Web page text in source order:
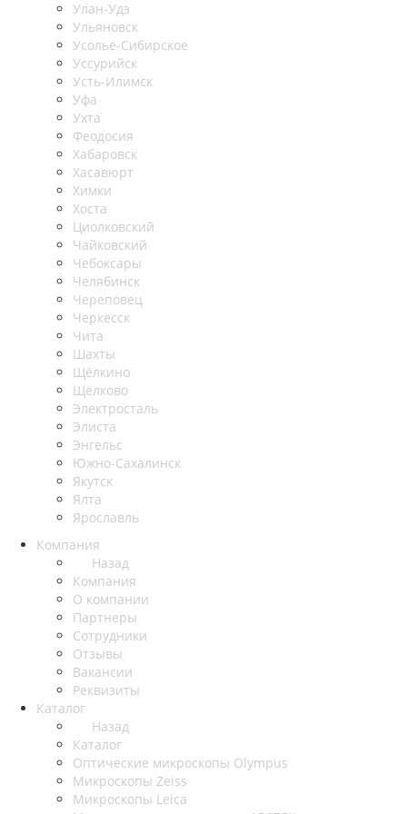
Улан-Удэ
Ульяновск
Усолье-Сибирское
Уссурийск
Усть-Илимск
Уфа
Ухта
Феодосия
Хабаровск
Хасавюрт
Химки
Хоста
Циолковский
Чайковский
Чебоксары
Челябинск
Череповец
Черкесск
Чита
Шахты
Щёлкино
Щёлково
Электросталь
Элиста
Энгельс
Южно-Сахалинск
Якутск
Ялта
Ярославль
Компания
Назад
Компания
О компании
Партнеры
Сотрудники
Отзывы
Вакансии
Реквизиты
Каталог
Назад
Каталог
Оптические микроскопы Olympus
Микроскопы Zeiss
Микроскопы Leica